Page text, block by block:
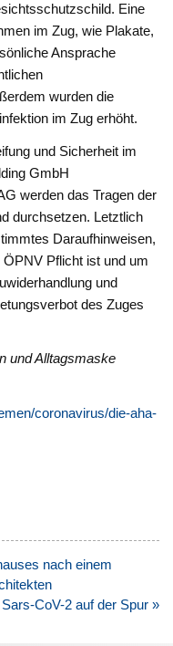
Eine
im Zug, wie Plakate,
Ansprache
wurden die
im Zug erhöht.
und Sicherheit im
GmbH
werden das Tragen der
durchsetzen. Letztlich
Daraufhinweisen,
Pflicht ist und um
und
des Zuges
und Alltagsmaske
coronavirus/die-aha-
nach einem
CoV-2 auf der Spur »